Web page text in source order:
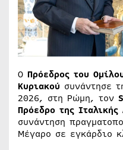
Ο Πρόεδρος του
Κυριακού συνάντησε
2026, στη Ρώμη, τον
Πρόεδρο της Ιταλικής
συνάντηση
Μέγαρο σε εγκάρδιο